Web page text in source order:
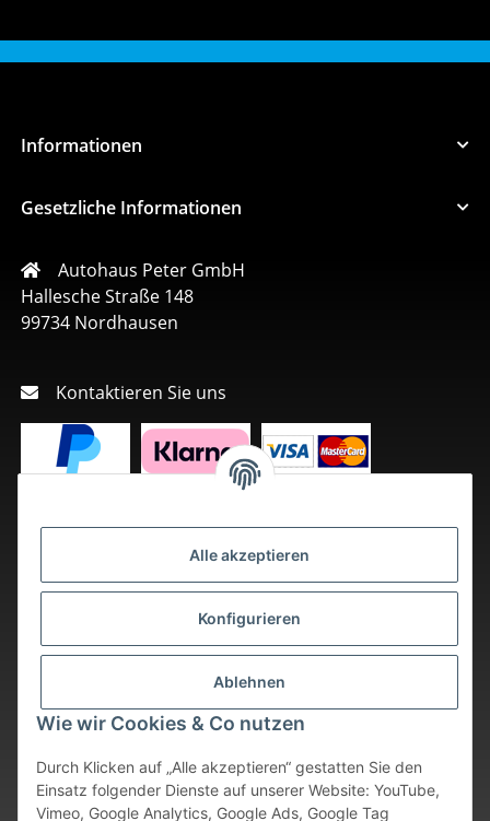
Alle akzeptieren
Konfigurieren
Ablehnen
Wie wir Cookies & Co nutzen
Durch Klicken auf „Alle akzeptieren“ gestatten Sie den
Einsatz folgender Dienste auf unserer Website: YouTube,
Vimeo, Google Analytics, Google Ads, Google Tag
Informationen
Gesetzliche Informationen
Autohaus Peter GmbH
Hallesche Straße 148
99734 Nordhausen
Kontaktieren Sie uns